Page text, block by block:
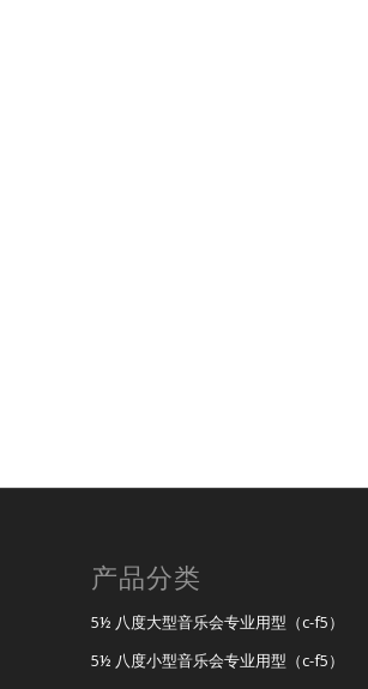
产品分类
5½ 八度大型音乐会专业用型（c-f5）
5½ 八度小型音乐会专业用型（c-f5）